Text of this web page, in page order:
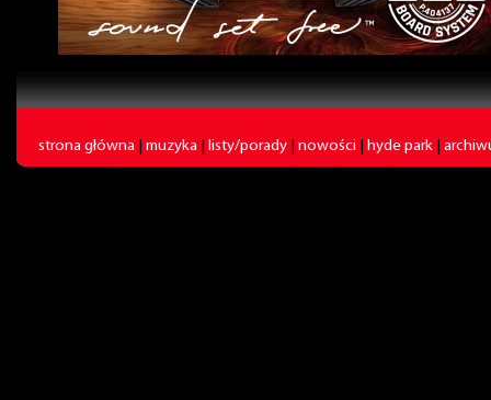
strona główna muzyka listy/porady nowości hyde park